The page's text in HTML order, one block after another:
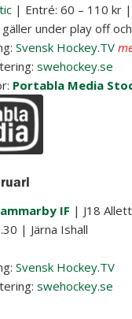
| Entré: 60 – 110 kr
under play off
Svensk Hockey.TV
swehockey.se
Portabla Media
IF | J18
| Järna Ishall
Svensk Hockey.TV
swehockey.se